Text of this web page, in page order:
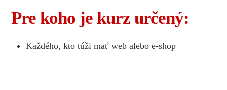
Pre koho je kurz určený:
Každého, kto túži mať web alebo e-shop